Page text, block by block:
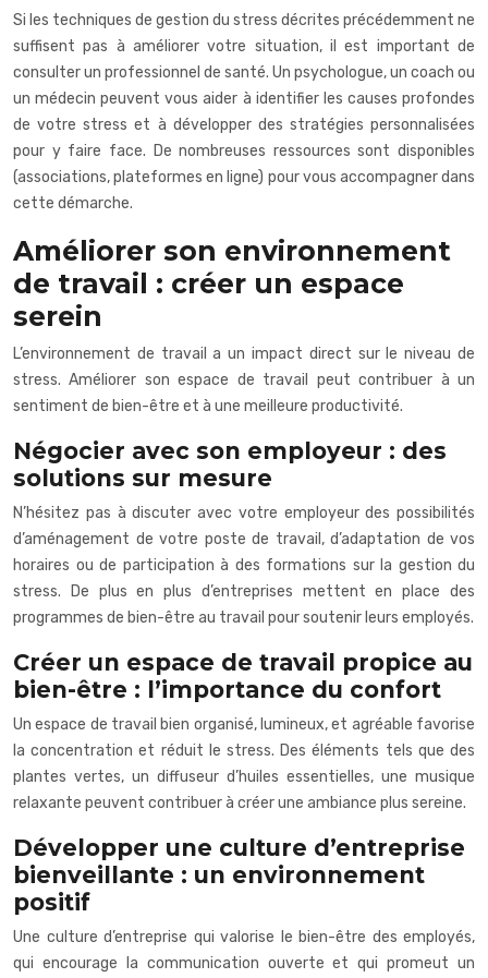
Si les techniques de gestion du stress décrites précédemment ne
suffisent pas à améliorer votre situation, il est important de
consulter un professionnel de santé. Un psychologue, un coach ou
un médecin peuvent vous aider à identifier les causes profondes
de votre stress et à développer des stratégies personnalisées
pour y faire face. De nombreuses ressources sont disponibles
(associations, plateformes en ligne) pour vous accompagner dans
cette démarche.
Améliorer son environnement
de travail : créer un espace
serein
L’environnement de travail a un impact direct sur le niveau de
stress. Améliorer son espace de travail peut contribuer à un
sentiment de bien-être et à une meilleure productivité.
Négocier avec son employeur : des
solutions sur mesure
N’hésitez pas à discuter avec votre employeur des possibilités
d’aménagement de votre poste de travail, d’adaptation de vos
horaires ou de participation à des formations sur la gestion du
stress. De plus en plus d’entreprises mettent en place des
programmes de bien-être au travail pour soutenir leurs employés.
Créer un espace de travail propice au
bien-être : l’importance du confort
Un espace de travail bien organisé, lumineux, et agréable favorise
la concentration et réduit le stress. Des éléments tels que des
plantes vertes, un diffuseur d’huiles essentielles, une musique
relaxante peuvent contribuer à créer une ambiance plus sereine.
Développer une culture d’entreprise
bienveillante : un environnement
positif
Une culture d’entreprise qui valorise le bien-être des employés,
qui encourage la communication ouverte et qui promeut un